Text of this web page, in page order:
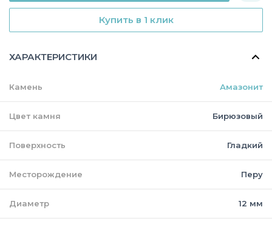
Купить в 1 клик
ХАРАКТЕРИСТИКИ
Камень Амазонит
Цвет камня Бирюзовый
Поверхность Гладкий
Месторождение Перу
Диаметр 12 мм